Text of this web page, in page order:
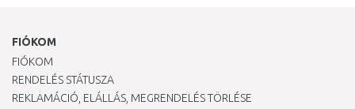
FIÓKOM
FIÓKOM
RENDELÉS STÁTUSZA
REKLAMÁCIÓ, ELÁLLÁS, MEGRENDELÉS TÖRLÉSE